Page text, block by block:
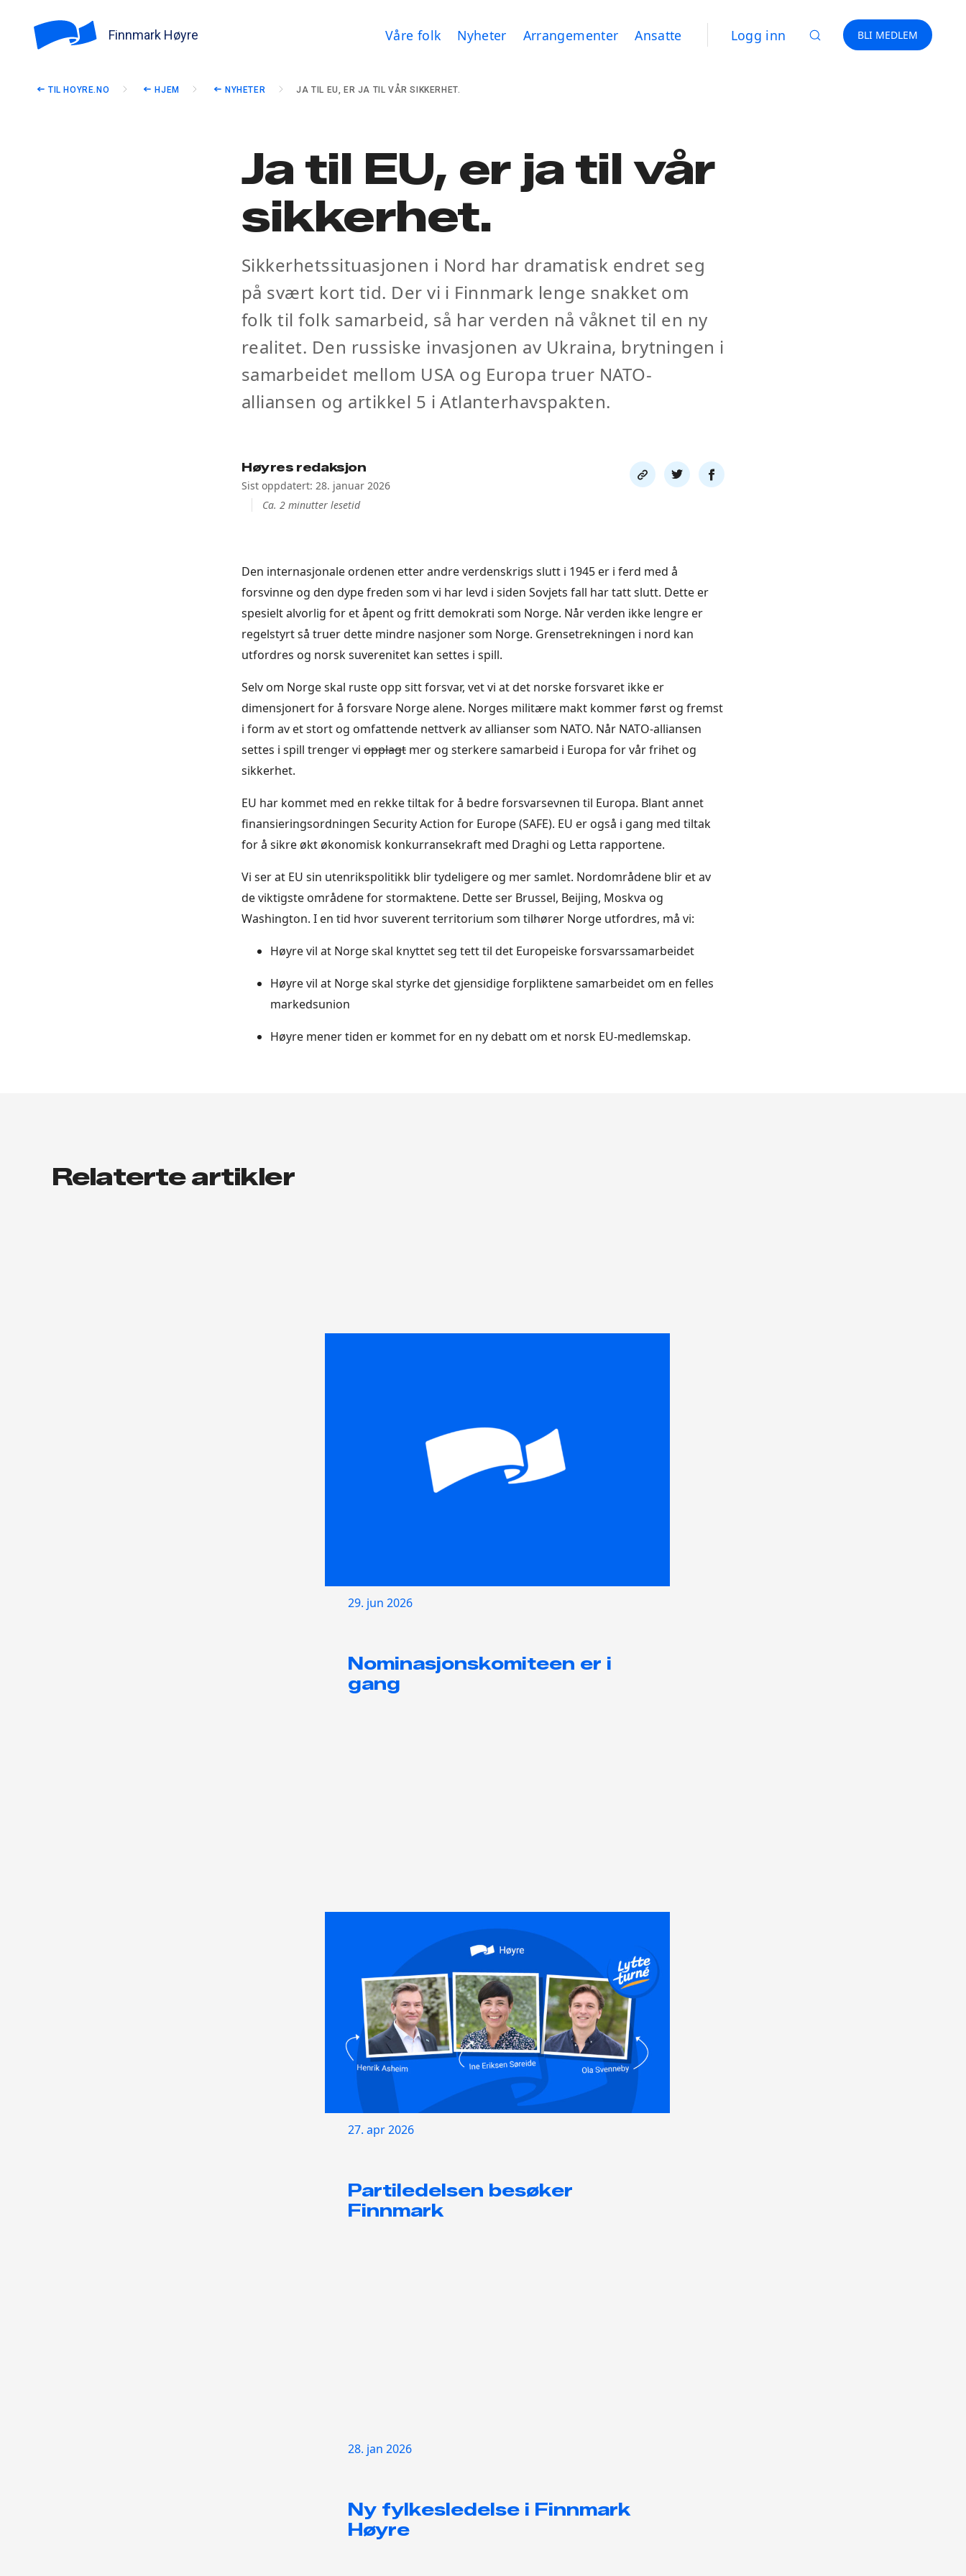
Finnmark Høyre Våre folk Nyheter Arrangementer Ansatte Logg inn BLI MEDLEM
TIL HOYRE.NO HJEM NYHETER JA TIL EU, ER JA TIL VÅR SIKKERHET.
Ja til EU, er ja til vår
sikkerhet.
Sikkerhetssituasjonen i Nord har dramatisk endret seg
på svært kort tid. Der vi i Finnmark lenge snakket om
folk til folk samarbeid, så har verden nå våknet til en ny
realitet. Den russiske invasjonen av Ukraina, brytningen i
samarbeidet mellom USA og Europa truer NATO-
alliansen og artikkel 5 i Atlanterhavspakten.
Høyres redaksjon
Sist oppdatert: 28. januar 2026
Ca. 2 minutter lesetid
Del
link
Del
på
Del
på
Den internasjonale ordenen etter andre verdenskrigs slutt i 1945 er i ferd med å
forsvinne og den dype freden som vi har levd i siden Sovjets fall har tatt slutt. Dette er
spesielt alvorlig for et åpent og fritt demokrati som Norge. Når verden ikke lengre er
regelstyrt så truer dette mindre nasjoner som Norge. Grensetrekningen i nord kan
utfordres og norsk suverenitet kan settes i spill.
Selv om Norge skal ruste opp sitt forsvar, vet vi at det norske forsvaret ikke er
dimensjonert for å forsvare Norge alene. Norges militære makt kommer først og fremst
i form av et stort og omfattende nettverk av allianser som NATO. Når NATO-alliansen
settes i spill trenger vi opplagt mer og sterkere samarbeid i Europa for vår frihet og
sikkerhet.
EU har kommet med en rekke tiltak for å bedre forsvarsevnen til Europa. Blant annet
finansieringsordningen Security Action for Europe (SAFE). EU er også i gang med tiltak
for å sikre økt økonomisk konkurransekraft med Draghi og Letta rapportene.
Vi ser at EU sin utenrikspolitikk blir tydeligere og mer samlet. Nordområdene blir et av
de viktigste områdene for stormaktene. Dette ser Brussel, Beijing, Moskva og
Washington. I en tid hvor suverent territorium som tilhører Norge utfordres, må vi:
Høyre vil at Norge skal knyttet seg tett til det Europeiske forsvarssamarbeidet
Høyre vil at Norge skal styrke det gjensidige forpliktene samarbeidet om en felles
markedsunion
Høyre mener tiden er kommet for en ny debatt om et norsk EU-medlemskap.
Relaterte artikler
29. jun 2026
Nominasjonskomiteen er i
gang
27. apr 2026
Partiledelsen besøker
Finnmark
28. jan 2026
Ny fylkesledelse i Finnmark
Høyre